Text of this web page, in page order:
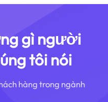
gì người
tôi nói
hàng trong ngành